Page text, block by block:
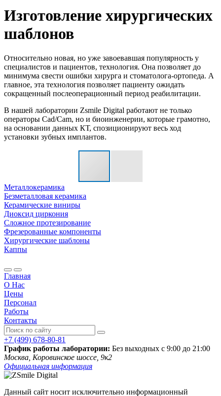
Изготовление хирургических
шаблонов
Относительно новая, но уже завоевавшая популярность у
специалистов и пациентов, технология. Она позволяет до
минимума свести ошибки хирурга и стоматолога-ортопеда. А
главное, эта технология позволяет пациенту ожидать
сокращенный послеоперационный период реабилитации.
В нашей лаборатории Zsmile Digital работают не только
операторы Cad/Cam, но и биоинженерии, которые грамотно,
на основании данных КТ, спозиционируют весь ход
установки зубных имплантов.
Металлокерамика
Безметалловая керамика
Керамические виниры
Диоксид циркония
Сложное протезирование
Фрезерованные компоненты
Хирургические шаблоны
Каппы
Главная
О Нас
Цены
Персонал
Работы
Контакты
+7 (499) 678-80-81
График работы лаборатории: Без выходных с 9:00 до 21:00
Москва, Коровинское шоссе, 9к2
Официальная информация
Данный сайт носит исключительно информационный